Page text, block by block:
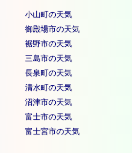
小山町の天気
御殿場市の天気
裾野市の天気
三島市の天気
長泉町の天気
清水町の天気
沼津市の天気
富士市の天気
富士宮市の天気